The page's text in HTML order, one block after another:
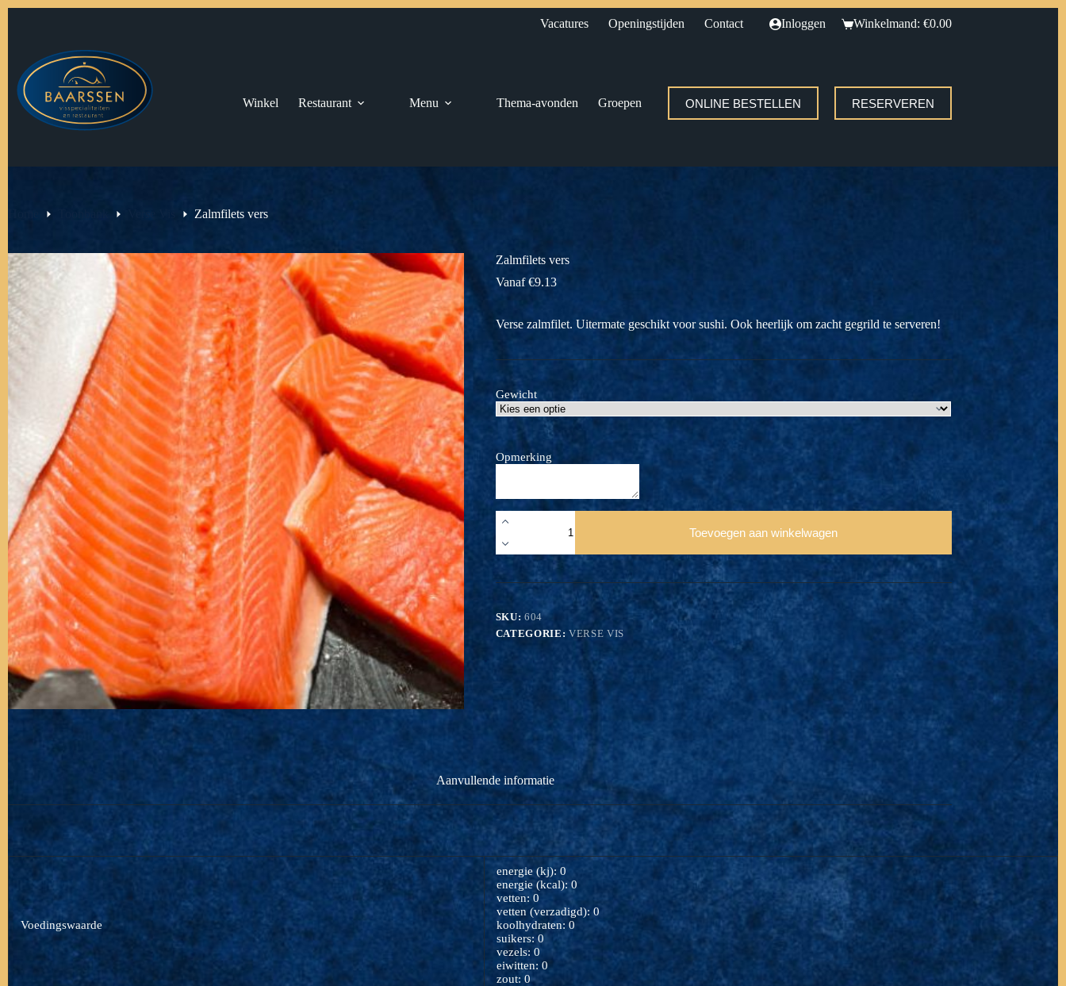
inhoud
Vacatures Openingstijden Contact Inloggen Winkelmand: €0.00
Winkel Restaurant Menu Thema-avonden Groepen ONLINE BESTELLEN RESERVEREN
Zalmfilets vers
Zalmfilets vers
Vanaf €9.13
Verse zalmfilet. Uitermate geschikt voor sushi. Ook heerlijk om zacht gegrild te serveren!
Gewicht
Opmerking
Zalmfilets
aantal
Toevoegen aan winkelwagen
SKU:604
CATEGORIE: VERSE VIS
Aanvullende informatie
Voedingswaarde
energie (kj): 0
energie (kcal): 0
vetten: 0
vetten (verzadigd): 0
koolhydraten: 0
suikers: 0
vezels: 0
eiwitten: 0
zout: 0